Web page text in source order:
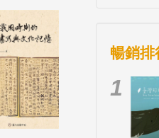
暢銷排
1